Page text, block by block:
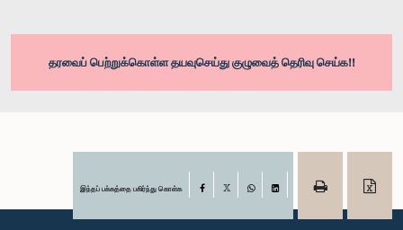
தரவைப் பெற்றுக்கொள்ள தயவுசெய்து குழுவைத் தெரிவு செய்க!!
இந்தப் பக்கத்தை பகிர்ந்து கொள்க Facebook